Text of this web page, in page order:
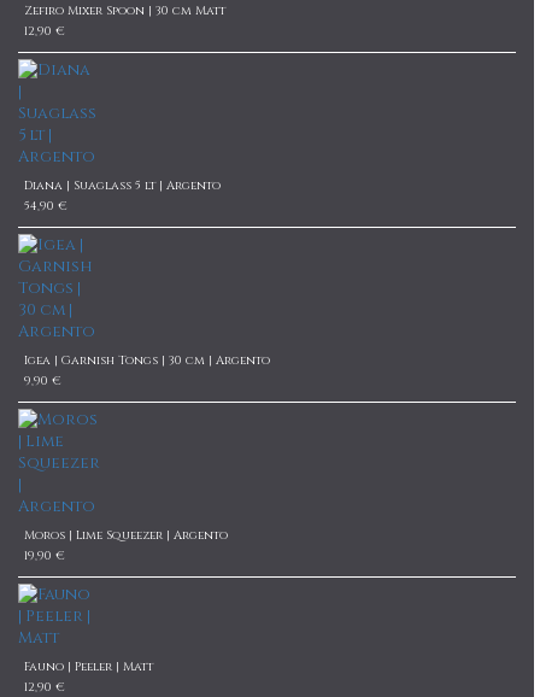
Zefiro Mixer Spoon | 30 cm Matt
12,90 €
Diana | Suaglass 5 lt | Argento
54,90 €
Igea | Garnish Tongs | 30 cm | Argento
9,90 €
Moros | Lime Squeezer | Argento
19,90 €
Fauno | Peeler | Matt
12,90 €